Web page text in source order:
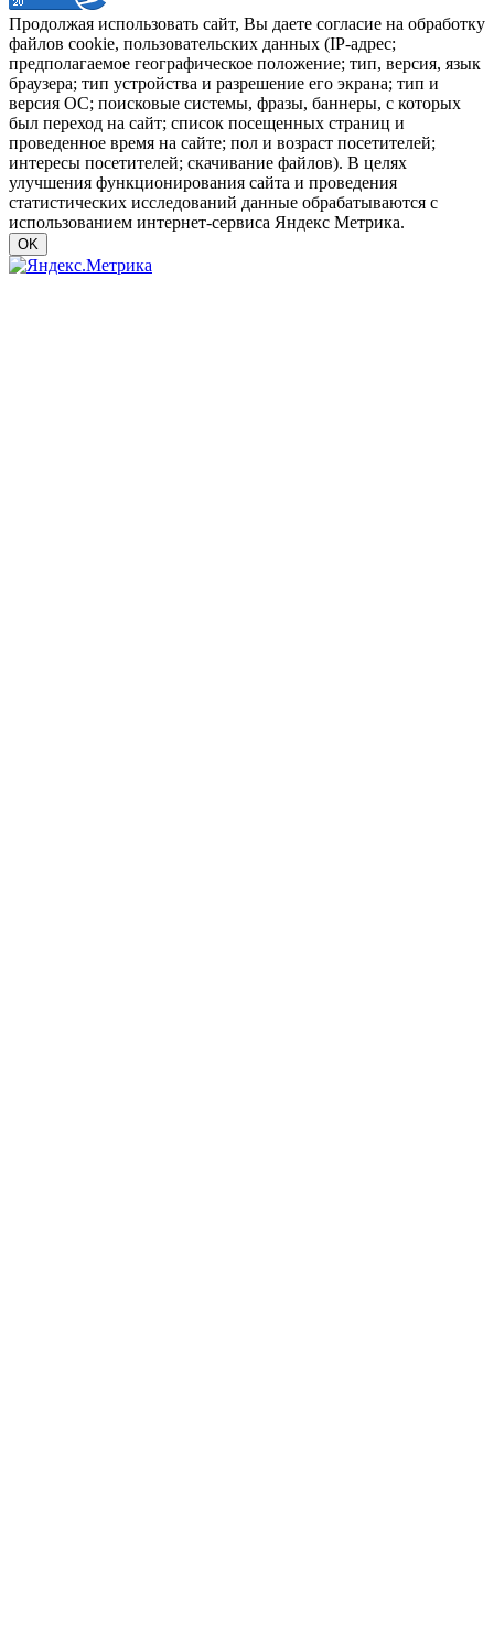
Продолжая использовать сайт, Вы даете согласие на обработку
файлов cookie, пользовательских данных (IP-адрес;
предполагаемое географическое положение; тип, версия, язык
браузера; тип устройства и разрешение его экрана; тип и
версия ОС; поисковые системы, фразы, баннеры, с которых
был переход на сайт; список посещенных страниц и
проведенное время на сайте; пол и возраст посетителей;
интересы посетителей; скачивание файлов). В целях
улучшения функционирования сайта и проведения
статистических исследований данные обрабатываются с
использованием интернет-сервиса Яндекс Метрика.
OK